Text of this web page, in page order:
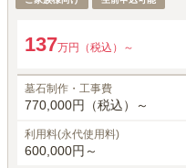
137万円（税込）～
墓石制作・工事費
770,000円（税込）～
利用料(永代使用料)
600,000円～